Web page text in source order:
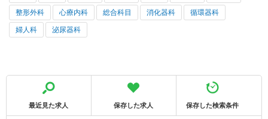
整形外科 心療内科 総合科目 消化器科 循環器科
婦人科 泌尿器科
最近見た求人 保存した求人 保存した検索条件